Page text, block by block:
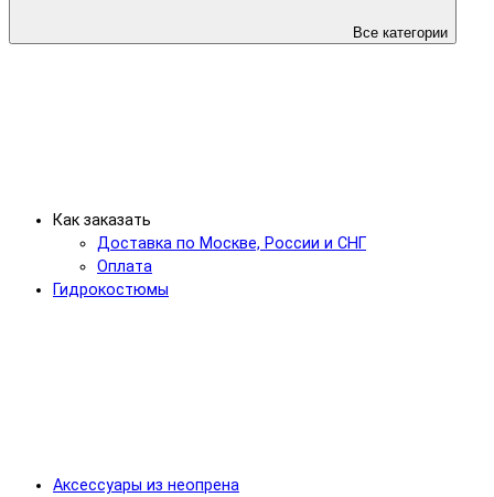
Все категории
Как заказать
Доставка по Москве, России и СНГ
Оплата
Гидрокостюмы
Аксессуары из неопрена